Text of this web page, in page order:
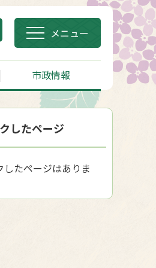
メニュー
市政情報
したページ
したページはありま